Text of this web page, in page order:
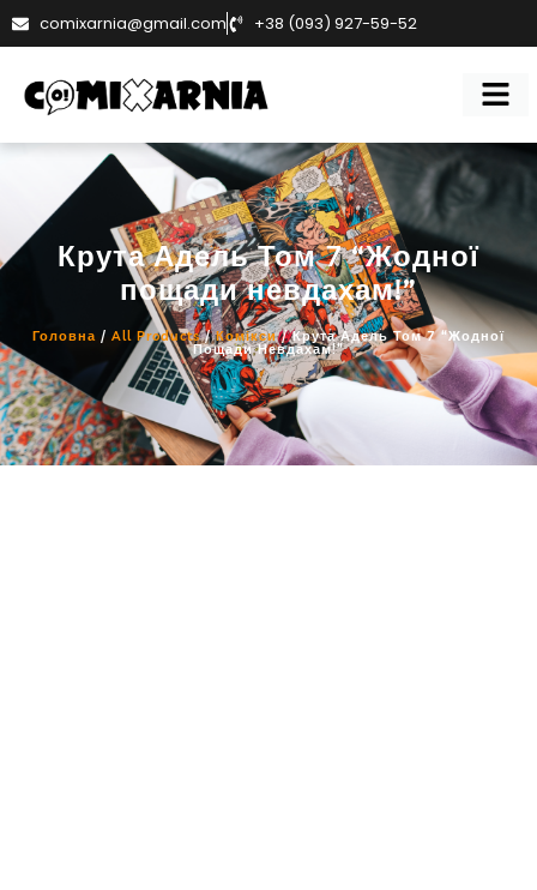
comixarnia@gmail.com +38 (093) 927-59-52
Крута Адель Том 7 “Жодної
пощади невдахам!”
Головна / All Products/Комікси/ Крута Адель Том 7 “Жодної
Пощади Невдахам!”